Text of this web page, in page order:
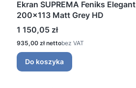
Ekran SUPREMA Feniks Elegant
200x113 Matt Grey HD
Cena
1 150,05 zł
Cena
935,00 zł bez VAT
Do koszyka